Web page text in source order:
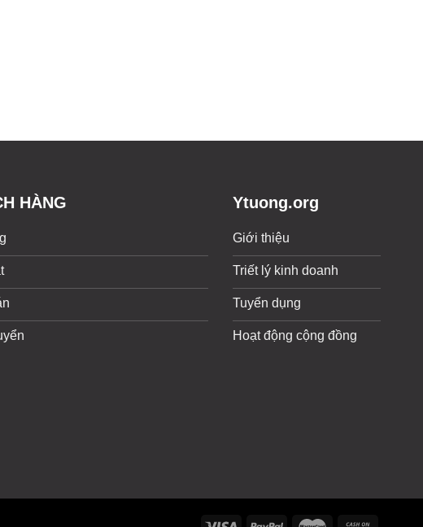
HÀNG Ytuong.org
Giới thiệu
Triết lý kinh doanh
Tuyển dụng
Hoạt động cộng đồng